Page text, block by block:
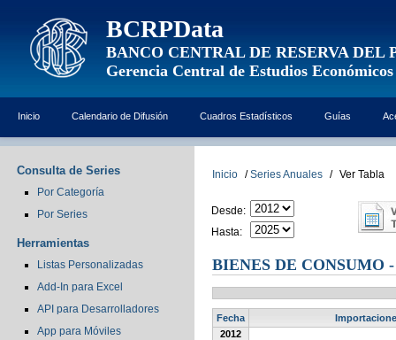
BCRPData
BANCO CENTRAL DE RESERVA DEL
Gerencia Central de Estudios Económicos
Inicio Calendario de Difusión Cuadros Estadísticos Guías
Consulta de Series
Por Categoría
Por Series
Herramientas
Listas Personalizadas
Add-In para Excel
API para Desarrolladores
App para Móviles
Inicio / Series Anuales / Ver Tabla
Desde:
Hasta:
BIENES DE CONSUMO
Fecha
2012